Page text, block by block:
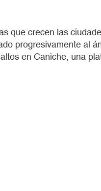
que crecen las
progresivamente al
en Caniche, una